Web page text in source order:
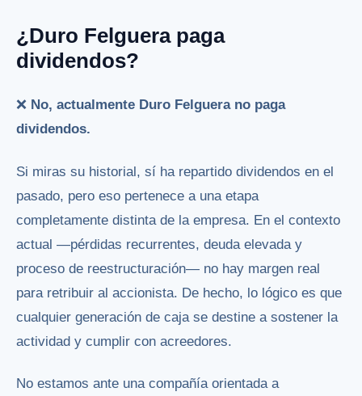
¿Duro Felguera paga
dividendos?
❌ No, actualmente Duro Felguera no paga
dividendos.
Si miras su historial, sí ha repartido dividendos en el
pasado, pero eso pertenece a una etapa
completamente distinta de la empresa. En el contexto
actual —pérdidas recurrentes, deuda elevada y
proceso de reestructuración— no hay margen real
para retribuir al accionista. De hecho, lo lógico es que
cualquier generación de caja se destine a sostener la
actividad y cumplir con acreedores.
No estamos ante una compañía orientada a